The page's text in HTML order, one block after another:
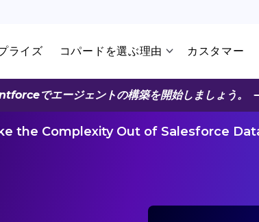
ライズ コパードを選ぶ理由 カスタマー
でエージェントの構築を開始しましょう。
the Complexity Out of Salesforce